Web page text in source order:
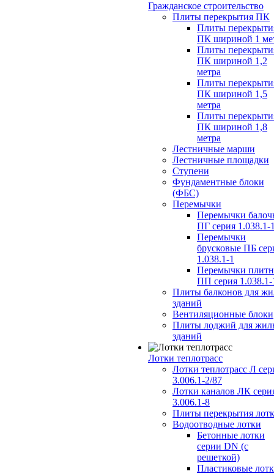
Гражданское строительство
Плиты перекрытия ПК
Плиты
ПК шириной 1
Плиты
ПК шириной 1,2
метра
Плиты
ПК шириной 1,5
метра
Плиты
ПК шириной 1,8
метра
Лестничные марши
Лестничные площадки
Ступени
Фундаментные блоки
(ФБС)
Перемычки
Перемычки
ПГ серия 1.038.1-
Перемычки
брусковые ПБ
1.038.1-1
Перемычки
ПП серия 1.038.1-
Плиты балконов для
зданий
Вентиляционные блоки
Плиты лоджий для
зданий
Лотки теплотрасс
Лотки теплотрасс Л
3.006.1-2/87
Лотки каналов ЛК
3.006.1-8
Плиты перекрытия
Водоотводные лотки
Бетонные лотки
серии DN (с
решеткой)
Пластиковые